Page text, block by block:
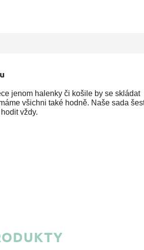
jenom halenky či košile by se skládat
všichni také hodně. Naše sada
vždy.